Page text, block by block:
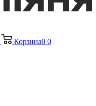
Корзина0 0